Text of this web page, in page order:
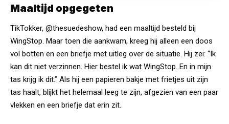
Maaltijd opgegeten
TikTokker, @thesuedeshow, had een maaltijd besteld bij
WingStop. Maar toen die aankwam, kreeg hij alleen een doos
vol botten en een briefje met uitleg over de situatie. Hij zei: “Ik
kan dit niet verzinnen. Hier bestel ik wat WingStop. En in mijn
tas krijg ik dit.” Als hij een papieren bakje met frietjes uit zijn
tas haalt, blijkt het helemaal leeg te zijn, afgezien van een paar
vlekken en een briefje dat erin zit.